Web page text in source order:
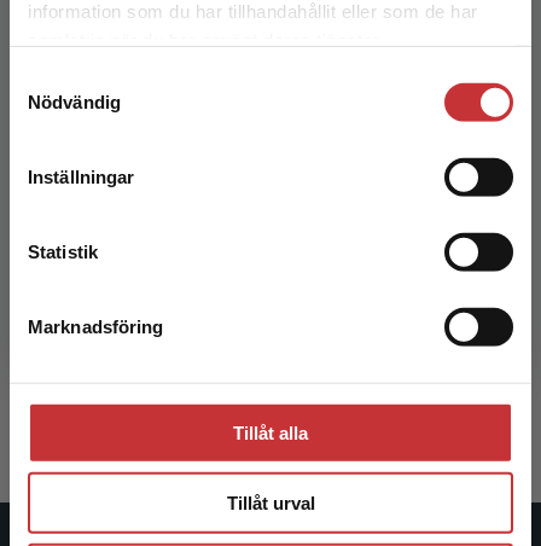
information som du har tillhandahållit eller som de har
Nödvändig
Inställningar
Statistik
Marknadsföring
Tillåt alla
Tillåt urval
Det verkar som att du besöker
studentlitteratur.se via en enhet utanför Sverige.
Vi erbjuder inte leveranser utanför Sverige. För
att kunna slutföra ett köp måste
Exkl. moms: 411 kr